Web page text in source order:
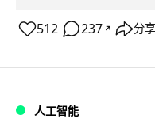
512 237 ↗ 分享
人工智能